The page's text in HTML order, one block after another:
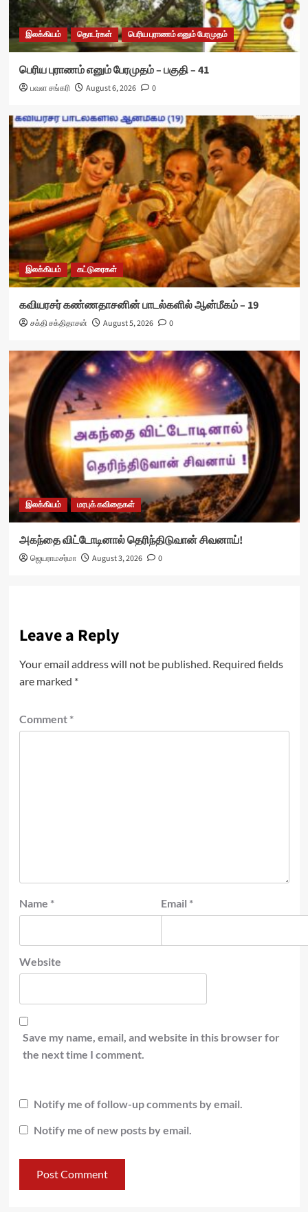
இலக்கியம் தொடர்கள் பெரிய புராணம் எனும் பேரமுதம்
பெரிய புராணம் எனும் பேரமுதம் – பகுதி – 41
பவள சங்கரி August 6, 2026 0
இலக்கியம் கட்டுரைகள்
கவியரசர் கண்ணதாசனின் பாடல்களில் ஆன்மீகம் – 19
சக்தி சக்திதாசன் August 5, 2026 0
இலக்கியம் மரபுக் கவிதைகள்
அகந்தை விட்டோடினால் தெரிந்திடுவான் சிவனாய்!
ஜெயராமசர்மா August 3, 2026 0
Leave a Reply
Your email address will not be published. Required fields
are marked *
Comment *
Name * Email *
Website
Save my name, email, and website in this browser for
the next time I comment.
Notify me of follow-up comments by email.
Notify me of new posts by email.